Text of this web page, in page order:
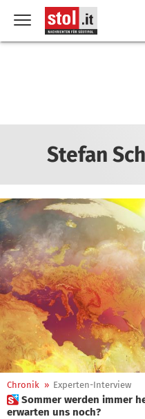
Stefan
Chronik » Experten-Interview
 Sommer werden immer heißer: Welche Temperaturen
erwarten uns noch?